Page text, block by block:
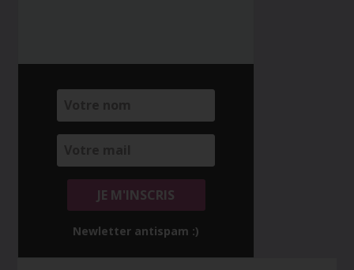
Newletter antispam :)